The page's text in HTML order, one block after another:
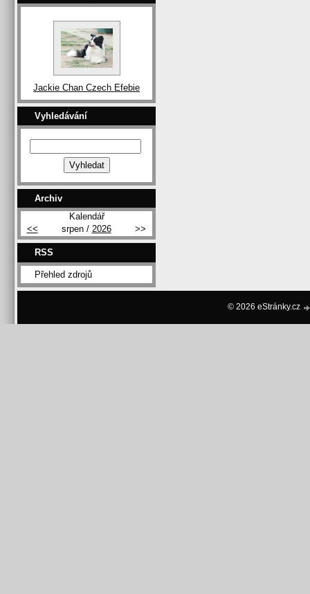
Jackie Chan Czech Efebie
Vyhledávání
Archiv
Kalendář
<<
srpen / 2026 >>
RSS
Přehled zdrojů
© 2026 eStránky.cz